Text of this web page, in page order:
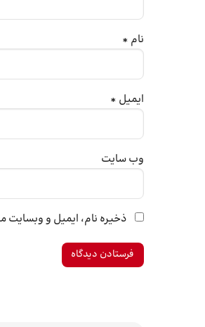
نام *
ایمیل *
وب‌ سایت
ذخیره نام، ایمیل و وبسایت